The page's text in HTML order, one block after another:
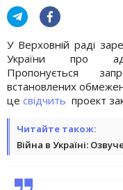
У Верховній раді
України про
Пропонується
встановлених
це свідчить проект
Читайте також:
Війна в Україні: